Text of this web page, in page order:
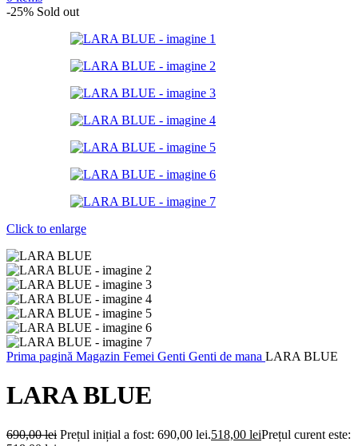
-25% Sold out
Click to enlarge
Prima pagină Magazin Femei Genti Genti de mana LARA BLUE
LARA BLUE
690,00lei Prețul inițial a fost: 690,00 lei.518,00 leiPrețul curent este: